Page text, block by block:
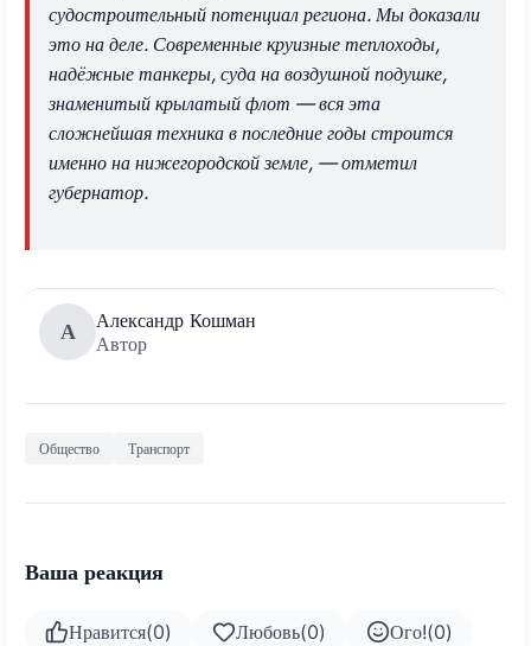
судостроительный потенциал региона. Мы доказали
это на деле. Современные круизные теплоходы,
надёжные танкеры, суда на воздушной подушке,
знаменитый крылатый флот — вся эта
сложнейшая техника в последние годы строится
именно на нижегородской земле, — отметил
губернатор.
А
Александр Кошман
Автор
Общество Транспорт
Ваша реакция
Нравится(0) Любовь(0) Ого!(0)